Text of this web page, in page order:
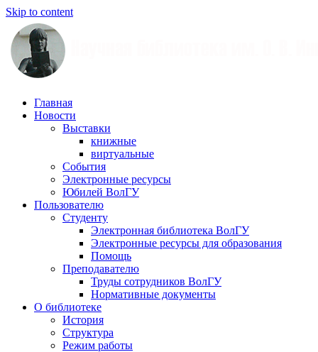
Skip to content
Научная
библиотека
Иншакова
Главная
Новости
Выставки
книжные
виртуальные
События
Электронные ресурсы
Юбилей ВолГУ
Пользователю
Студенту
Электронная библиотека ВолГУ
Электронные ресурсы для образования
Помощь
Преподавателю
Труды сотрудников ВолГУ
Нормативные документы
О библиотеке
История
Структура
Режим работы